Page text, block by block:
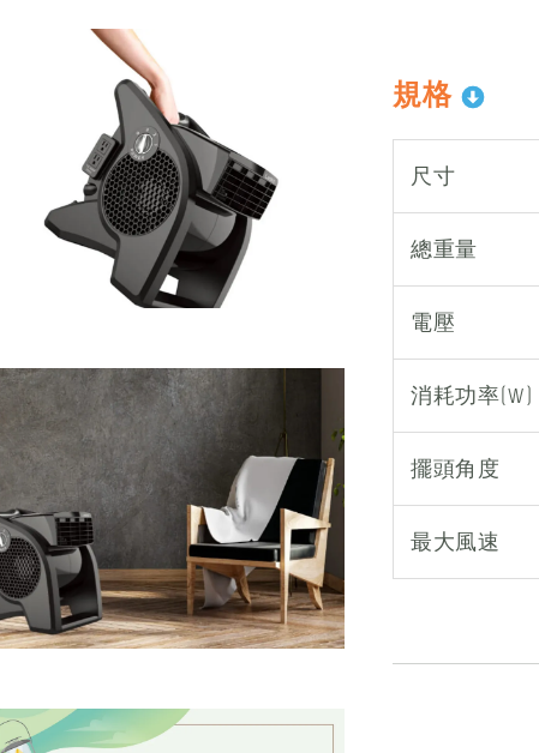
規格
尺寸
總重量
電壓
消耗功率(W)
擺頭角度
最大風速